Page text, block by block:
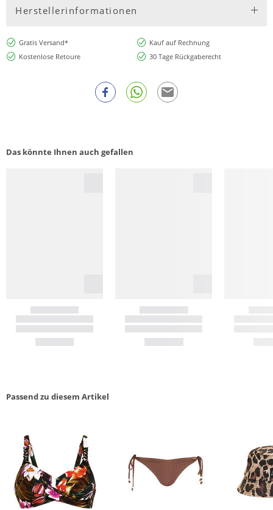
Herstellerinformationen
Gratis Versand*
Kauf auf Rechnung
Kostenlose Retoure
30 Tage Rückgaberecht
Das könnte Ihnen auch gefallen
Passend zu diesem Artikel